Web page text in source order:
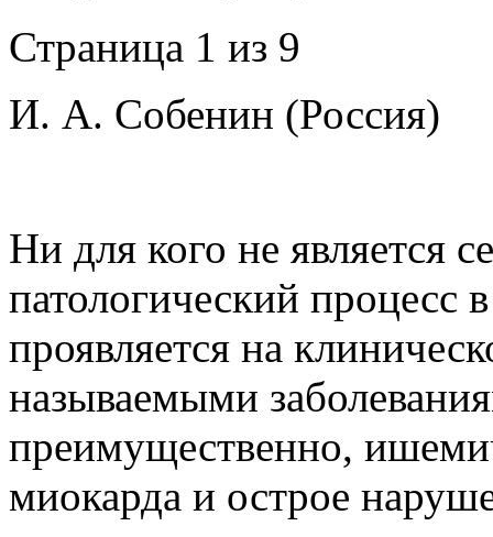
Страница 1 из 9
И. А. Собенин (Россия)
Ни для кого не является
патологический процесс
проявляется на
называемыми
преимущественно,
миокарда и острое